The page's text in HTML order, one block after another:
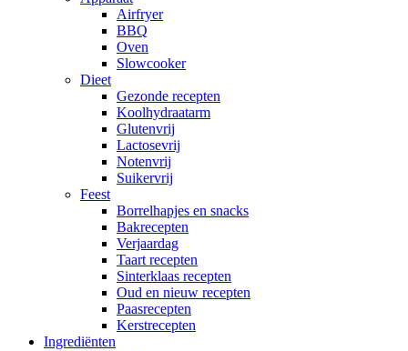
Airfryer
BBQ
Oven
Slowcooker
Dieet
Gezonde recepten
Koolhydraatarm
Glutenvrij
Lactosevrij
Notenvrij
Suikervrij
Feest
Borrelhapjes en snacks
Bakrecepten
Verjaardag
Taart recepten
Sinterklaas recepten
Oud en nieuw recepten
Paasrecepten
Kerstrecepten
Ingrediënten